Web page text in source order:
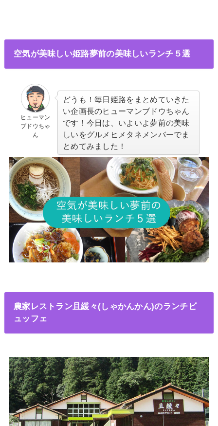
空気が美味しい姫路夢前の美味しいランチ５選
ヒューマン
ブドウちゃ
ん
どうも！毎日姫路をまとめていきた
い企画長のヒューマンブドウちゃん
です！今日は、いよいよ夢前の美味
しいをグルメヒメタネメンバーでま
とめてみました！
農家レストラン且緩々(しゃかんかん)のランチビ
ュッフェ